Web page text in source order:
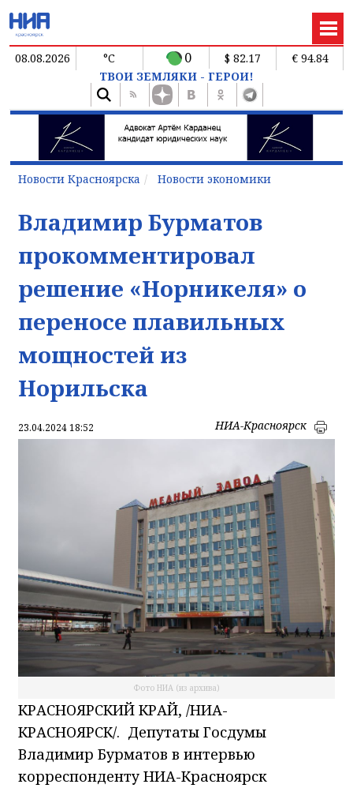
08.08.2026 °C 0 $ 82.17
€ 94.84
ТВОИ ЗЕМЛЯКИ - ГЕРОИ!
Новости Красноярска Новости экономики
Владимир Бурматов
прокомментировал
решение «Норникеля» о
переносе плавильных
мощностей из
Норильска
23.04.2024 18:52 НИА-Красноярск
Фото НИА (из архива)
КРАСНОЯРСКИЙ КРАЙ, /НИА-
КРАСНОЯРСК/. Депутаты Госдумы
Владимир Бурматов в интервью
корреспонденту НИА-Красноярск